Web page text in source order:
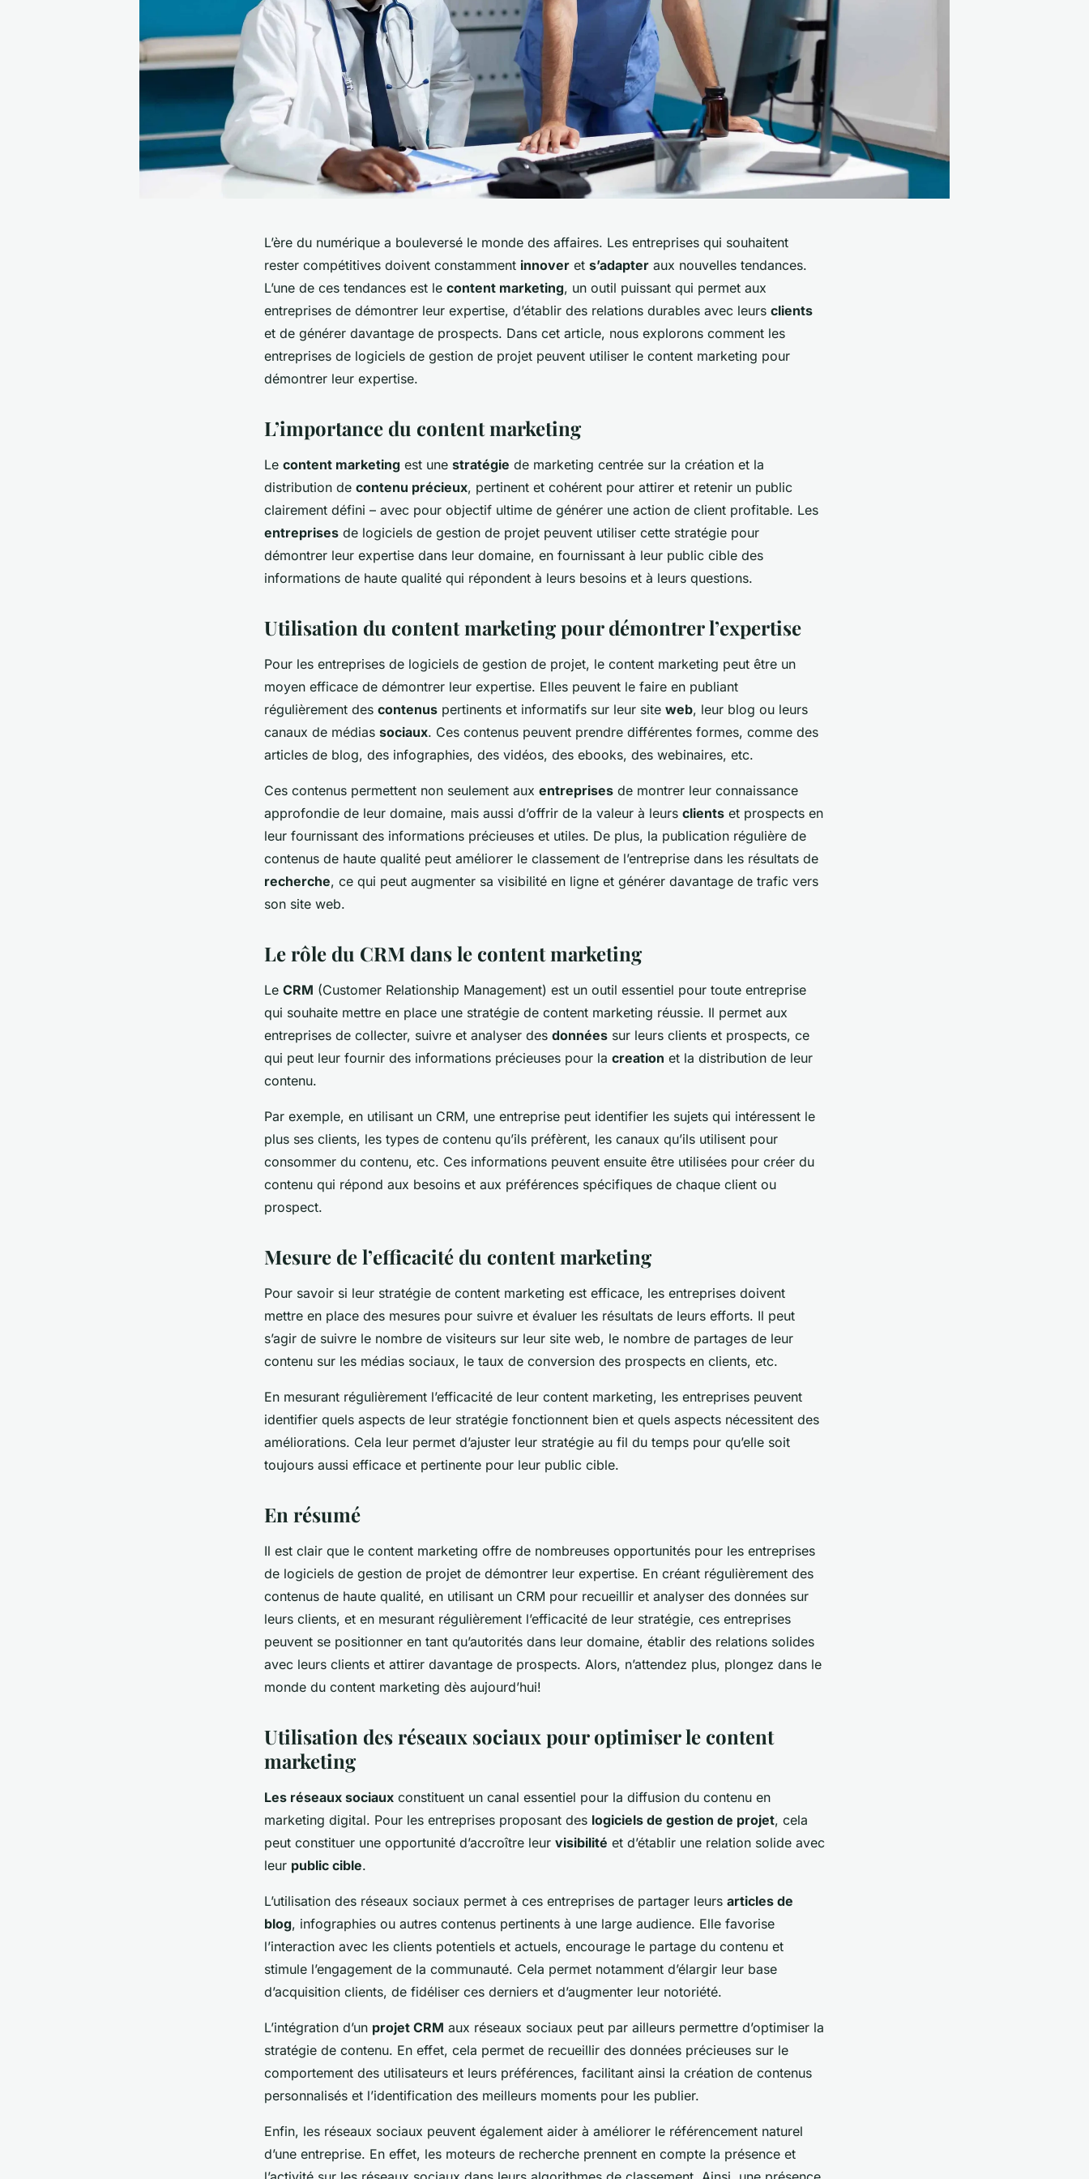
L’ère du numérique a bouleversé le monde des affaires. Les entreprises qui souhaitent
rester compétitives doivent constamment innover et s’adapter aux nouvelles tendances.
L’une de ces tendances est le content marketing, un outil puissant qui permet aux
entreprises de démontrer leur expertise, d’établir des relations durables avec leurs clients
et de générer davantage de prospects. Dans cet article, nous explorons comment les
entreprises de logiciels de gestion de projet peuvent utiliser le content marketing pour
démontrer leur expertise.
L’importance du content marketing
Le content marketing est une stratégie de marketing centrée sur la création et la
distribution de contenu précieux, pertinent et cohérent pour attirer et retenir un public
clairement défini – avec pour objectif ultime de générer une action de client profitable. Les
entreprises de logiciels de gestion de projet peuvent utiliser cette stratégie pour
démontrer leur expertise dans leur domaine, en fournissant à leur public cible des
informations de haute qualité qui répondent à leurs besoins et à leurs questions.
Utilisation du content marketing pour démontrer l’expertise
Pour les entreprises de logiciels de gestion de projet, le content marketing peut être un
moyen efficace de démontrer leur expertise. Elles peuvent le faire en publiant
régulièrement des contenus pertinents et informatifs sur leur site web, leur blog ou leurs
canaux de médias sociaux. Ces contenus peuvent prendre différentes formes, comme des
articles de blog, des infographies, des vidéos, des ebooks, des webinaires, etc.
Ces contenus permettent non seulement aux entreprises de montrer leur connaissance
approfondie de leur domaine, mais aussi d’offrir de la valeur à leurs clients et prospects en
leur fournissant des informations précieuses et utiles. De plus, la publication régulière de
contenus de haute qualité peut améliorer le classement de l’entreprise dans les résultats de
recherche, ce qui peut augmenter sa visibilité en ligne et générer davantage de trafic vers
son site web.
Le rôle du CRM dans le content marketing
Le CRM (Customer Relationship Management) est un outil essentiel pour toute entreprise
qui souhaite mettre en place une stratégie de content marketing réussie. Il permet aux
entreprises de collecter, suivre et analyser des données sur leurs clients et prospects, ce
qui peut leur fournir des informations précieuses pour la creation et la distribution de leur
contenu.
Par exemple, en utilisant un CRM, une entreprise peut identifier les sujets qui intéressent le
plus ses clients, les types de contenu qu’ils préfèrent, les canaux qu’ils utilisent pour
consommer du contenu, etc. Ces informations peuvent ensuite être utilisées pour créer du
contenu qui répond aux besoins et aux préférences spécifiques de chaque client ou
prospect.
Mesure de l’efficacité du content marketing
Pour savoir si leur stratégie de content marketing est efficace, les entreprises doivent
mettre en place des mesures pour suivre et évaluer les résultats de leurs efforts. Il peut
s’agir de suivre le nombre de visiteurs sur leur site web, le nombre de partages de leur
contenu sur les médias sociaux, le taux de conversion des prospects en clients, etc.
En mesurant régulièrement l’efficacité de leur content marketing, les entreprises peuvent
identifier quels aspects de leur stratégie fonctionnent bien et quels aspects nécessitent des
améliorations. Cela leur permet d’ajuster leur stratégie au fil du temps pour qu’elle soit
toujours aussi efficace et pertinente pour leur public cible.
En résumé
Il est clair que le content marketing offre de nombreuses opportunités pour les entreprises
de logiciels de gestion de projet de démontrer leur expertise. En créant régulièrement des
contenus de haute qualité, en utilisant un CRM pour recueillir et analyser des données sur
leurs clients, et en mesurant régulièrement l’efficacité de leur stratégie, ces entreprises
peuvent se positionner en tant qu’autorités dans leur domaine, établir des relations solides
avec leurs clients et attirer davantage de prospects. Alors, n’attendez plus, plongez dans le
monde du content marketing dès aujourd’hui!
Utilisation des réseaux sociaux pour optimiser le content
marketing
Les réseaux sociaux constituent un canal essentiel pour la diffusion du contenu en
marketing digital. Pour les entreprises proposant des logiciels de gestion de projet, cela
peut constituer une opportunité d’accroître leur visibilité et d’établir une relation solide avec
leur public cible.
L’utilisation des réseaux sociaux permet à ces entreprises de partager leurs articles de
blog, infographies ou autres contenus pertinents à une large audience. Elle favorise
l’interaction avec les clients potentiels et actuels, encourage le partage du contenu et
stimule l’engagement de la communauté. Cela permet notamment d’élargir leur base
d’acquisition clients, de fidéliser ces derniers et d’augmenter leur notoriété.
L’intégration d’un projet CRM aux réseaux sociaux peut par ailleurs permettre d’optimiser la
stratégie de contenu. En effet, cela permet de recueillir des données précieuses sur le
comportement des utilisateurs et leurs préférences, facilitant ainsi la création de contenus
personnalisés et l’identification des meilleurs moments pour les publier.
Enfin, les réseaux sociaux peuvent également aider à améliorer le référencement naturel
d’une entreprise. En effet, les moteurs de recherche prennent en compte la présence et